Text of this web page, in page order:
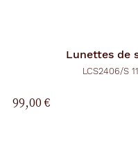
Lunettes de
LCS2406/S
99,00 €